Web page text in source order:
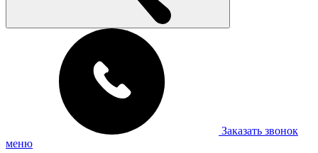
Заказать звонок
меню